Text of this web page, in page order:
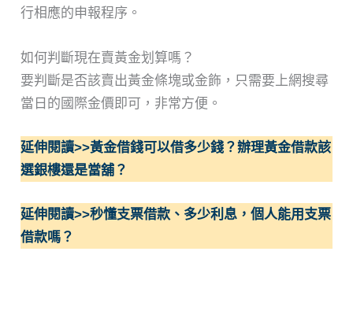
行相應的申報程序。
如何判斷現在賣黃金划算嗎？
要判斷是否該賣出黃金條塊或金飾，只需要上網搜尋
當日的國際金價即可，非常方便。
延伸閱讀>>黃金借錢可以借多少錢？辦理黃金借款該
選銀樓還是當舖？
延伸閱讀>>秒懂支票借款、多少利息，個人能用支票
借款嗎？